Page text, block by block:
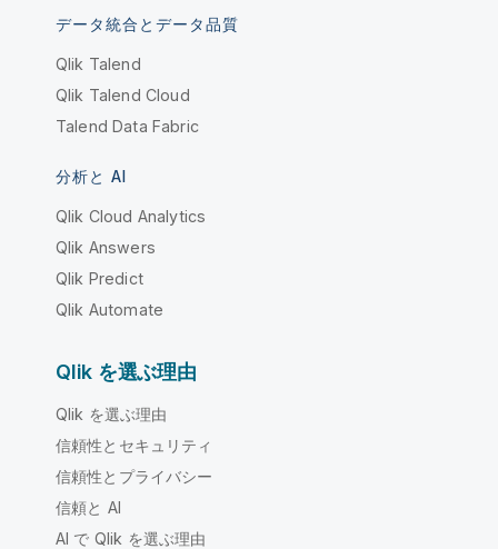
データ統合とデータ品質
Qlik Talend
Qlik Talend Cloud
Talend Data Fabric
分析と AI
Qlik Cloud Analytics
Qlik Answers
Qlik Predict
Qlik Automate
Qlik を選ぶ理由
Qlik を選ぶ理由
信頼性とセキュリティ
信頼性とプライバシー
信頼と AI
AI で Qlik を選ぶ理由